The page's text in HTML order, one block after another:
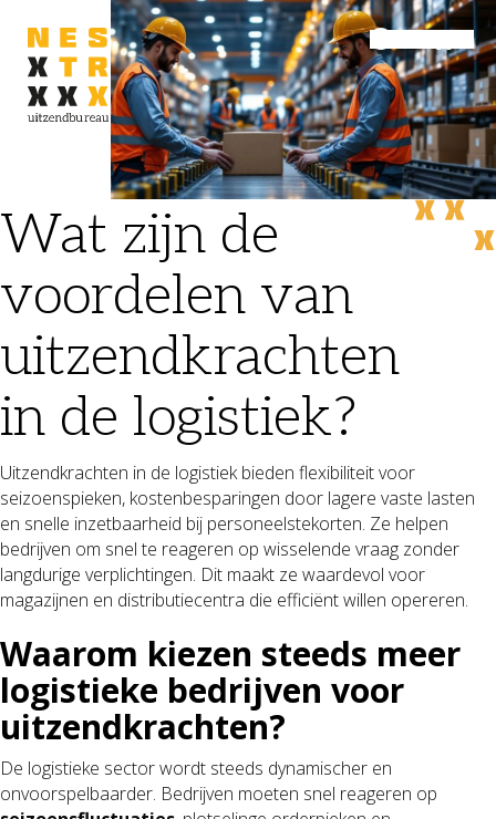
Wat zijn de
voordelen van
uitzendkrachten
in de logistiek?
Uitzendkrachten in de logistiek bieden flexibiliteit voor
seizoenspieken, kostenbesparingen door lagere vaste lasten
en snelle inzetbaarheid bij personeelstekorten. Ze helpen
bedrijven om snel te reageren op wisselende vraag zonder
langdurige verplichtingen. Dit maakt ze waardevol voor
magazijnen en distributiecentra die efficiënt willen opereren.
Waarom kiezen steeds meer
logistieke bedrijven voor
uitzendkrachten?
De logistieke sector wordt steeds dynamischer en
onvoorspelbaarder. Bedrijven moeten snel reageren op